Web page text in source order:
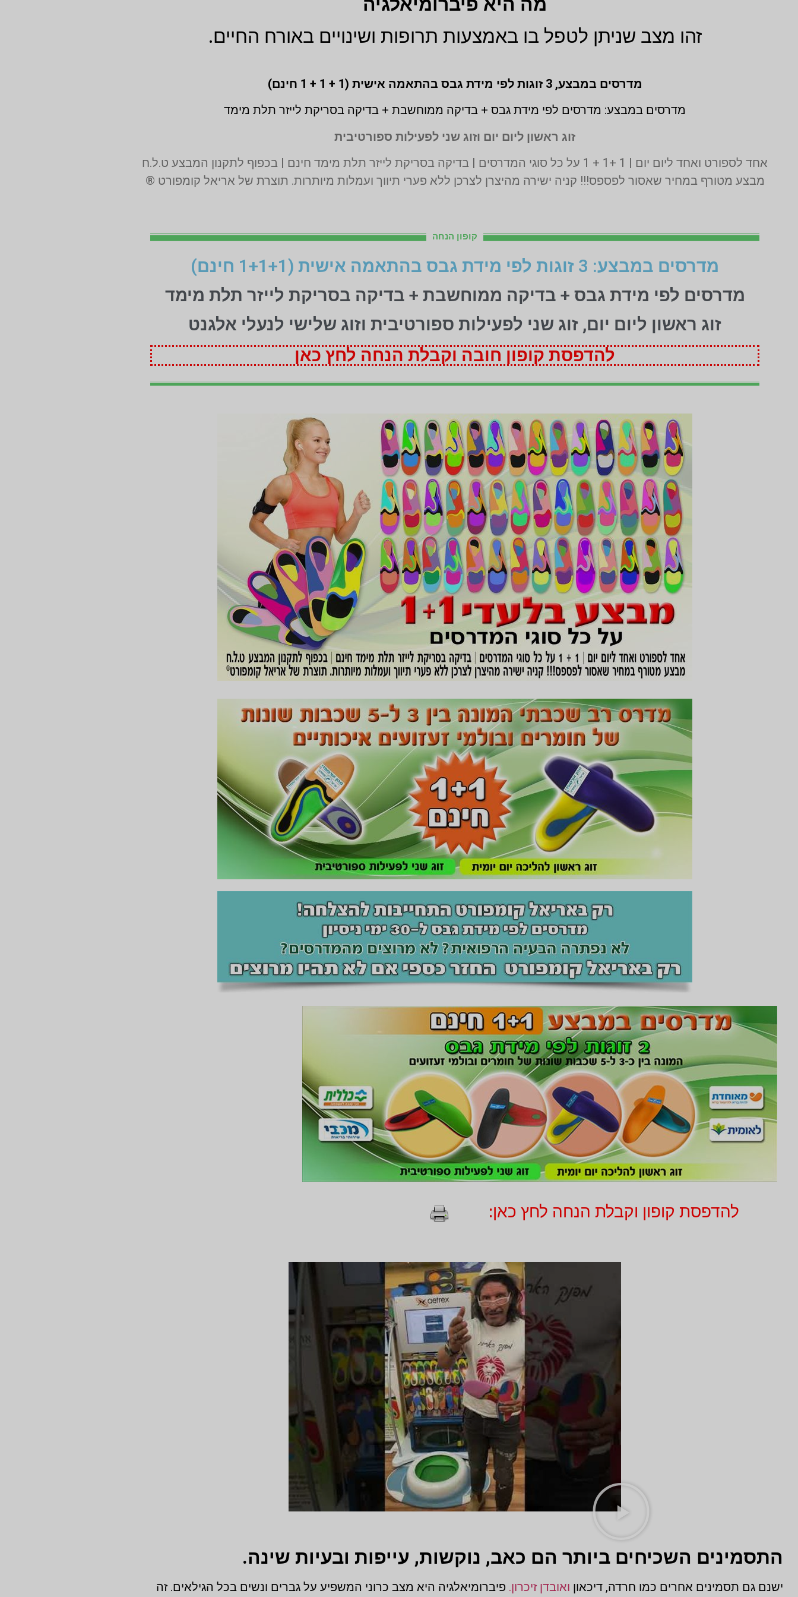
זהו מצב שניתן לטפל בו באמצעות תרופות ושינויים באורח החיים.
מדרסים במבצע,3 זוגות לפי מידת גבס בהתאמה אישית (1 + 1 + 1 חינם)
מדרסים במבצע: מדרסים לפי מידת גבס + בדיקה ממוחשבת + בדיקה בסריקת לייזר תלת מימד
זוג ראשון ליום יום וזוג שני לפעילות ספורטיבית
אחד לספורט ואחד ליום יום | 1 +1 + 1 על כל סוגי המדרסים | בדיקה בסריקת לייזר תלת מימד חינם | בכפוף לתקנון המבצע ט.ל.ח
מבצע מטורף במחיר שאסור לפספס!!! קניה ישירה מהיצרן לצרכן ללא פערי תיווך ועמלות מיותרות. תוצרת של אריאל קומפורט ®
קופון הנחה
מדרסים במבצע: 3 זוגות לפי מידת גבס בהתאמה אישית (1+1+1 חינם)
מדרסים לפי מידת גבס + בדיקה ממוחשבת + בדיקה בסריקת לייזר תלת מימד
זוג ראשון ליום יום, זוג שני לפעילות ספורטיבית וזוג שלישי לנעלי אלגנט
להדפסת קופון חובה וקבלת הנחה לחץ כאן
להדפסת קופון וקבלת הנחה לחץ כאן:
התסמינים השכיחים ביותר הם כאב, נוקשות, עייפות ובעיות שינה.
ישנם גם תסמינים אחרים כמו חרדה, דיכאון ואובדן זיכרון. פיברומיאלגיה היא מצב כרוני המשפיע על גברים ונשים בכל הגילאים. זה